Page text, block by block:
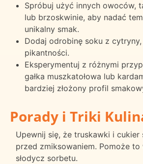
Spróbuj użyć innych owoców,
lub brzoskwinie, aby nadać
unikalny smak.
Dodaj odrobinę soku z
pikantności.
Eksperymentuj z różnymi
gałka muszkatołowa lub
bardziej złożony profil
Porady i Triki
Upewnij się, że truskawki i
przed zmiksowaniem. Pomoże
słodycz sorbetu.